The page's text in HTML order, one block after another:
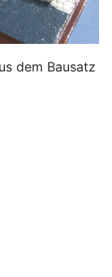
dem Bausatz